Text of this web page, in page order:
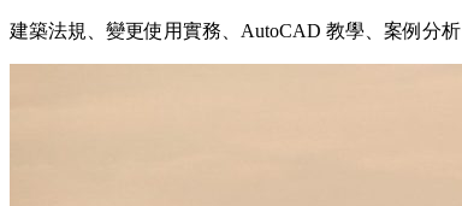
建築法規、變更使用實務、AutoCAD 教學、案例分析